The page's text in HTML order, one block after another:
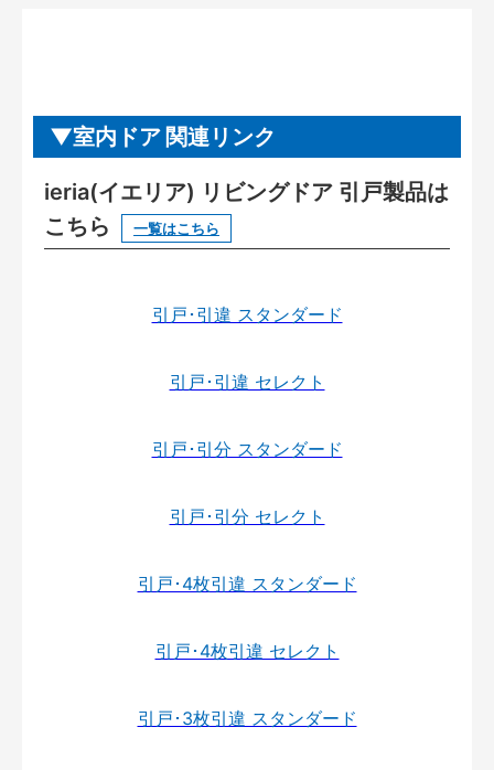
室内ドア 関連リンク
ieria(イエリア) リビングドア 引戸製品は
こちら
一覧はこちら
引戸･引違 スタンダード
引戸･引違 セレクト
引戸･引分 スタンダード
引戸･引分 セレクト
引戸･4枚引違 スタンダード
引戸･4枚引違 セレクト
引戸･3枚引違 スタンダード